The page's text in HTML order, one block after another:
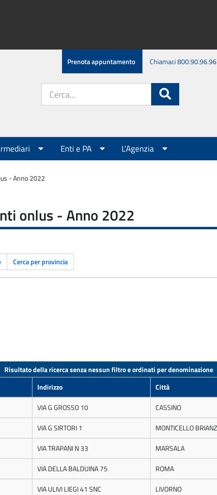
Prenota appuntamento Chiamaci 800.90.96.96
sito:
Enti e PA L'Agenzia
- Anno 2022
onlus - Anno 2022
Cerca per provincia
Risultato della ricerca senza nessun filtro e ordinati per denominazione
Indirizzo
Città
VIA G GROSSO 10
CASSINO
VIA G SIRTORI 1
MONTICELLO
VIA TRAPANI N 33
MARSALA
VIA DELLA BALDUINA 75
ROMA
VIA ULIVI LIEGI 41 SNC
LIVORNO